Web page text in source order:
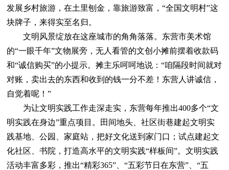
发展乡村旅游，在土里刨金，靠旅游致富，“全国文明村”这
块牌子，来得实至名归。
文明风景绽放在这座城市的角角落落。东营市美术馆
的“一眼千年”文物展旁，无人看管的文创小摊前摆着收款码
和“诚信购买”的小提示。摊主乐呵呵地说：“咱隔段时间就对
对账，卖出去的东西和收到的钱一分不差！东营人讲诚信，
自觉着呢！”
为让文明实践工作走深走实，东营每年推出400多个“文
明实践在身边”重点项目。田间地头、社区街巷建起文明实
践基地、公园、家庭站，把好文化送到家门口；试点建起文
化社区、书院，打造高水平的文明实践“样板间”。文明实践
活动丰富多彩，推出“精彩365”、“五彩节日在东营”、“五